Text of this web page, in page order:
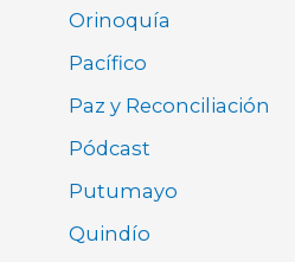
Orinoquía
Pacífico
Paz y Reconciliación
Pódcast
Putumayo
Quindío